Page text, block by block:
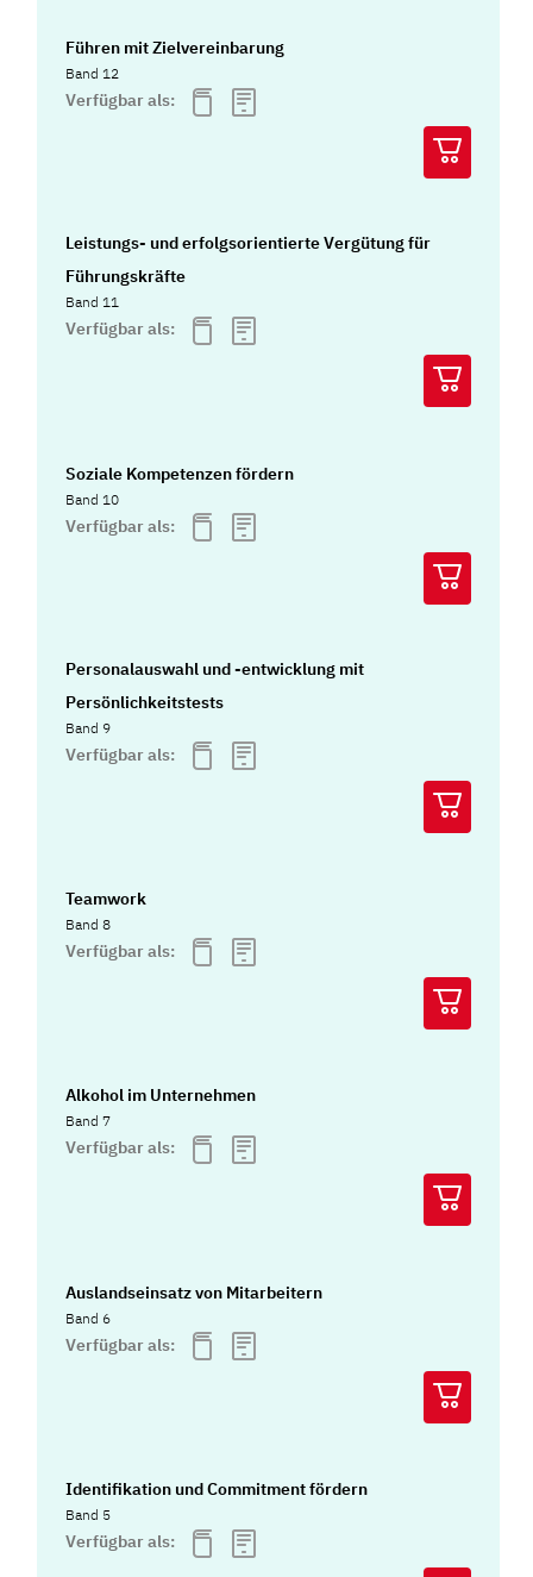
Führen mit Zielvereinbarung
Band 12
Verfügbar als:
Leistungs- und erfolgsorientierte Vergütung für
Führungskräfte
Band 11
Verfügbar als:
Soziale Kompetenzen fördern
Band 10
Verfügbar als:
Personalauswahl und -entwicklung mit
Persönlichkeitstests
Band 9
Verfügbar als:
Teamwork
Band 8
Verfügbar als:
Alkohol im Unternehmen
Band 7
Verfügbar als:
Auslandseinsatz von Mitarbeitern
Band 6
Verfügbar als:
Identifikation und Commitment fördern
Band 5
Verfügbar als: